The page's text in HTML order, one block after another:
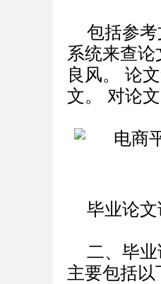
包括参
系统来查
良风。 论
文。 对论
毕业论
二、毕
主要包括